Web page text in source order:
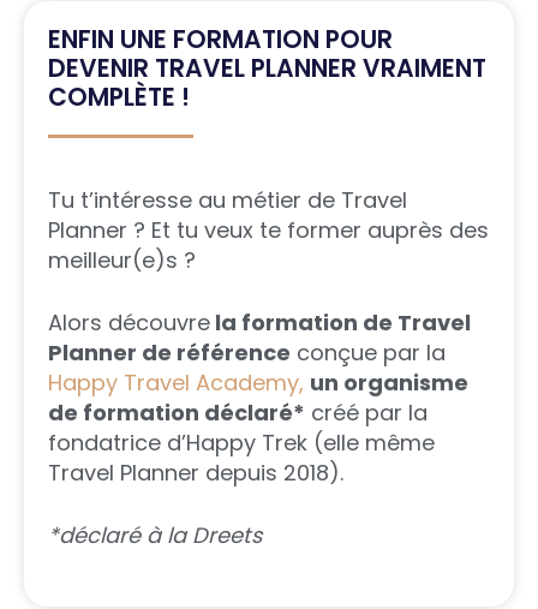
ENFIN UNE FORMATION POUR
DEVENIR TRAVEL PLANNER VRAIMENT
COMPLÈTE !
Tu t’intéresse au métier de Travel
Planner ? Et tu veux te former auprès des
meilleur(e)s ?
Alors découvre la formation de Travel
Planner de référence conçue par la
Happy Travel Academy, un organisme
de formation déclaré* créé par la
fondatrice d’Happy Trek (elle même
Travel Planner depuis 2018).
*déclaré à la Dreets